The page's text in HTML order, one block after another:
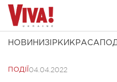
НОВИНИ ЗІРКИ КРАСА
ПОДІЇ 04.04.2022